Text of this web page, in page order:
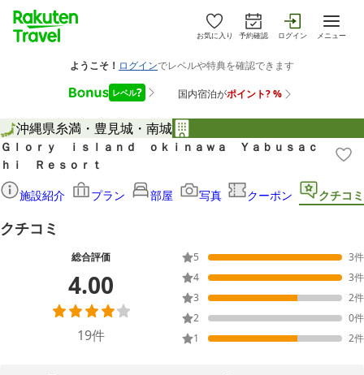
お気に入り 予約確認 ログイン メニュー
沖縄県糸満・豊見城・南城
Ｇｌｏｒｙ ｉｓｌａｎｄ ｏｋｉｎａｗａ Ｙａｂｕｓａｃ
ｈｉ Ｒｅｓｏｒｔ
施設紹介
プラン 部屋 写真 クーポン クチコミ
クチコミ
総合評価
4.00
19件
5 3件
4
3件
3
2件
2
0件
1
2件